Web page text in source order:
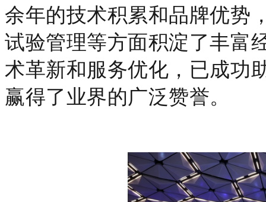
余年的技术积累和品牌优势
试验管理等方面积淀了丰富
术革新和服务优化，已成功
赢得了业界的广泛赞誉。